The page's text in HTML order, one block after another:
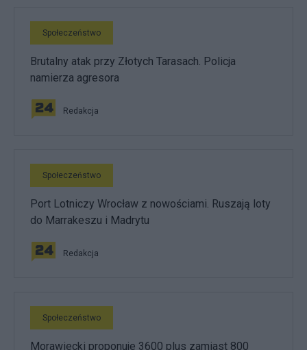
Społeczeństwo
Brutalny atak przy Złotych Tarasach. Policja
namierza agresora
Redakcja
Społeczeństwo
Port Lotniczy Wrocław z nowościami. Ruszają loty
do Marrakeszu i Madrytu
Redakcja
Społeczeństwo
Morawiecki proponuje 3600 plus zamiast 800